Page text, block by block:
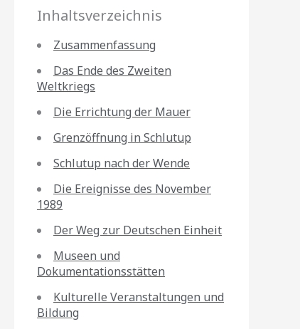
Inhaltsverzeichnis
Zusammenfassung
Das Ende des Zweiten
Weltkriegs
Die Errichtung der Mauer
Grenzöffnung in Schlutup
Schlutup nach der Wende
Die Ereignisse des November
1989
Der Weg zur Deutschen Einheit
Museen und
Dokumentationsstätten
Kulturelle Veranstaltungen und
Bildung